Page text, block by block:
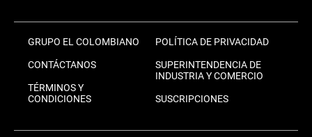
GRUPO EL COLOMBIANO
CONTÁCTANOS
TÉRMINOS Y
CONDICIONES
POLÍTICA DE PRIVACIDAD
SUPERINTENDENCIA DE
INDUSTRIA Y COMERCIO
SUSCRIPCIONES